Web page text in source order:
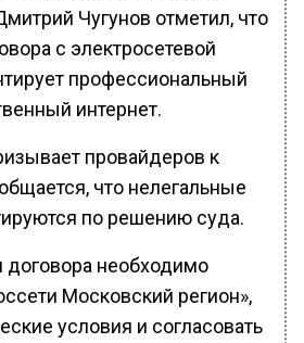
Чугунов отметил, что
с электросетевой
профессиональный
интернет.
провайдеров к
что нелегальные
по решению суда.
необходимо
Московский регион»,
условия и согласовать